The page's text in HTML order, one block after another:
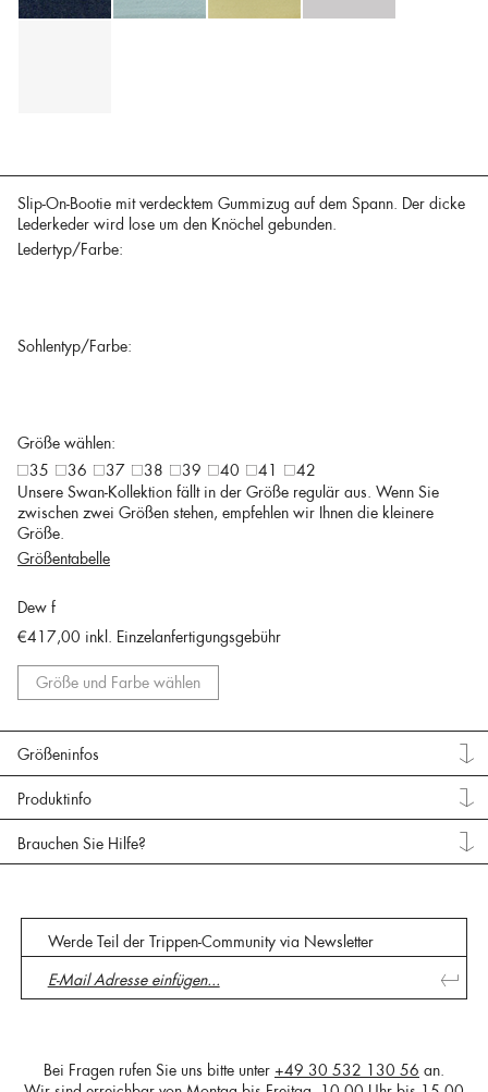
Slip-On-Bootie mit verdecktem Gummizug auf dem Spann. Der dicke
Lederkeder wird lose um den Knöchel gebunden.
Ledertyp/Farbe:
Sohlentyp/Farbe:
Größe wählen:
35
36 37 38 39 40 41
42
Unsere Swan-Kollektion fällt in der Größe regulär aus. Wenn Sie
zwischen zwei Größen stehen, empfehlen wir Ihnen die kleinere
Größe.
Größentabelle
Dew f
€417,00 inkl. Einzelanfertigungsgebühr
Größe und Farbe wählen
Größeninfos
Produktinfo
Brauchen Sie Hilfe?
Werde Teil der Trippen-Community via Newsletter
Bei Fragen rufen Sie uns bitte unter +49 30 532 130 56 an.